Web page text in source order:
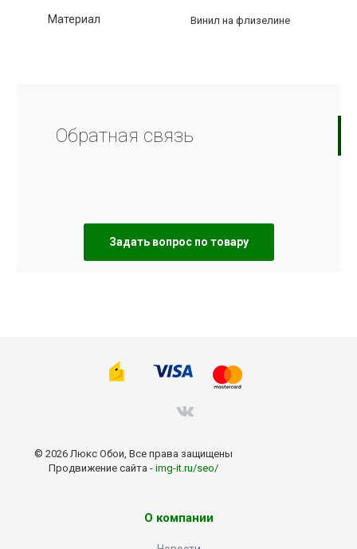
Материал Винил на флизелине
Обратная связь
Задать вопрос по товару
© 2026 Люкс Обои, Все права защищены
Продвижение сайта - img-it.ru/seo/
О компании